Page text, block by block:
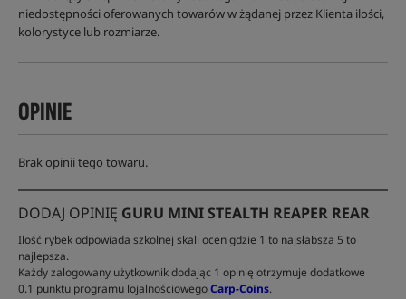
niedostępności oferowanych towarów w żądanej przez Klienta ilości,
kolorystyce lub rozmiarze.
OPINIE
Brak opinii tego towaru.
DODAJ OPINIĘ GURU MINI STEALTH REAPER REAR
Ilość rybek odpowiada szkolnej skali ocen gdzie 1 to najsłabsza 5 to
najlepsza.
Każdy zalogowany użytkownik dodając 1 opinię otrzymuje dodatkowe
0.1 punktu programu lojalnościowegoCarp-Coins.